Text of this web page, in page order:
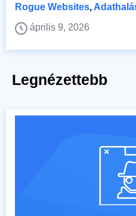
Rogue Websites,
április 9, 2026
Legnézettebb